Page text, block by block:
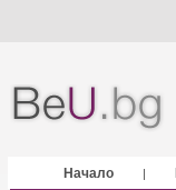
Начало |